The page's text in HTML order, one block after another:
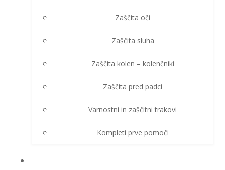
Zaščita oči
Zaščita sluha
Zaščita kolen – kolenčniki
Zaščita pred padci
Varnostni in zaščitni trakovi
Kompleti prve pomoči